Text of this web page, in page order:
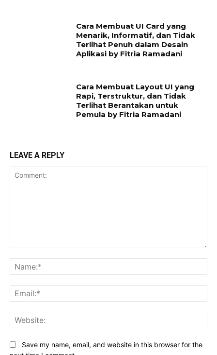
Cara Membuat UI Card yang
Menarik, Informatif, dan Tidak
Terlihat Penuh dalam Desain
Aplikasi by Fitria Ramadani
Cara Membuat Layout UI yang
Rapi, Terstruktur, dan Tidak
Terlihat Berantakan untuk
Pemula by Fitria Ramadani
LEAVE A REPLY
Save my name, email, and website in this browser for the